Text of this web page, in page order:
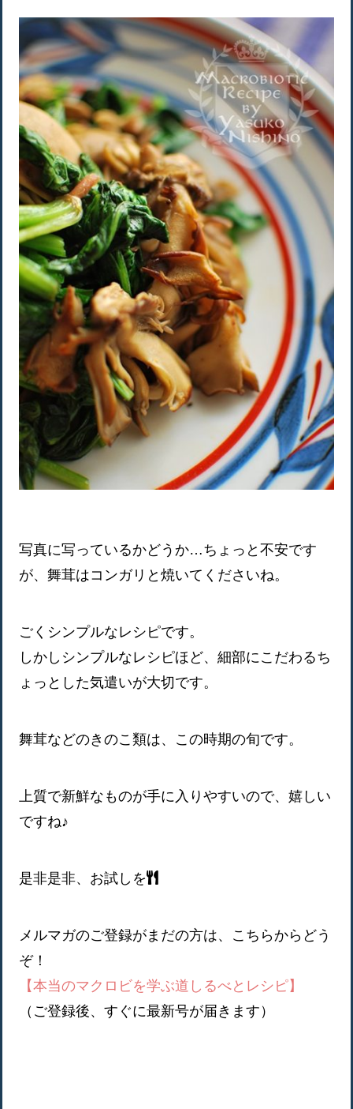
写真に写っているかどうか…ちょっと不安です
が、舞茸はコンガリと焼いてくださいね。
ごくシンプルなレシピです。
しかしシンプルなレシピほど、細部にこだわるち
ょっとした気遣いが大切です。
舞茸などのきのこ類は、この時期の旬です。
上質で新鮮なものが手に入りやすいので、嬉しい
ですね♪
是非是非、お試しを
メルマガのご登録がまだの方は、こちらからどう
ぞ！
【本当のマクロビを学ぶ道しるべとレシピ】
（ご登録後、すぐに最新号が届きます）